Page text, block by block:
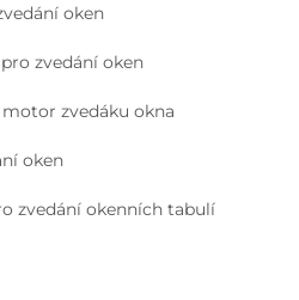
oken
zvedání oken
zvedáku okna
oken
zvedání okenních tabulí